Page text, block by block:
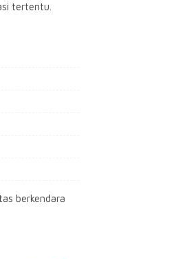
tertentu.
berkendara